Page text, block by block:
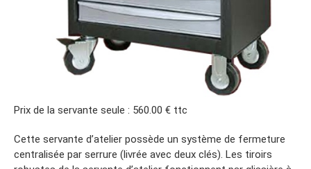
Prix de la servante seule : 560.00 € ttc
Cette servante d’atelier possède un système de fermeture
centralisée par serrure (livrée avec deux clés). Les tiroirs